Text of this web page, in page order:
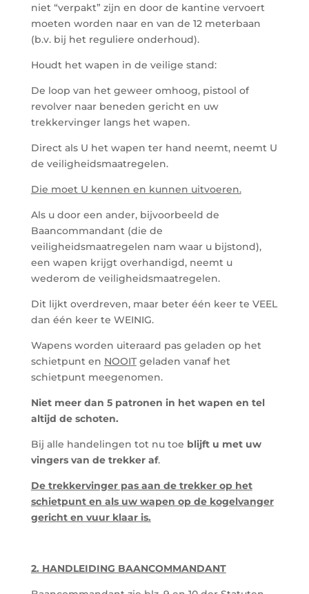
niet “verpakt” zijn en door de kantine vervoert
moeten worden naar en van de 12 meterbaan
(b.v. bij het reguliere onderhoud).
Houdt het wapen in de veilige stand:
De loop van het geweer omhoog, pistool of
revolver naar beneden gericht en uw
trekkervinger langs het wapen.
Direct als U het wapen ter hand neemt, neemt U
de veiligheidsmaatregelen.
Die moet U kennen en kunnen uitvoeren.
Als u door een ander, bijvoorbeeld de
Baancommandant (die de
veiligheidsmaatregelen nam waar u bijstond),
een wapen krijgt overhandigd, neemt u
wederom de veiligheidsmaatregelen.
Dit lijkt overdreven, maar beter één keer te VEEL
dan één keer te WEINIG.
Wapens worden uiteraard pas geladen op het
schietpunt en NOOITgeladen vanaf het
schietpunt meegenomen.
Niet meer dan 5 patronen in het wapen en tel
altijd de schoten.
Bij alle handelingen tot nu toe blijft u met uw
vingers van de trekker af.
De trekkervinger pas aan de trekker op het
schietpunt en als uw wapen op de kogelvanger
gericht en vuur klaar is.
2. HANDLEIDING BAANCOMMANDANT